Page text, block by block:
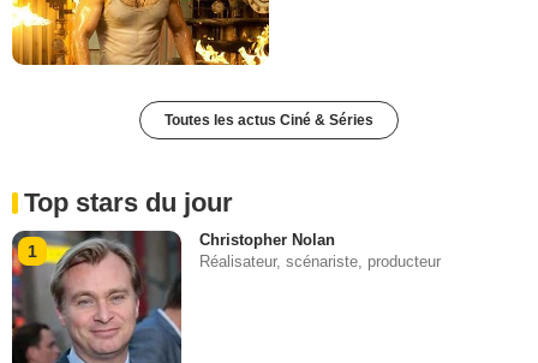
Toutes les actus Ciné & Séries
Top stars du jour
1
Christopher Nolan
Réalisateur, scénariste, producteur